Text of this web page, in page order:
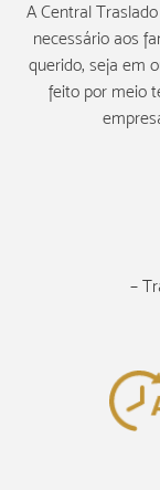
A Central
necessário aos
querido, seja em
feito por meio
–